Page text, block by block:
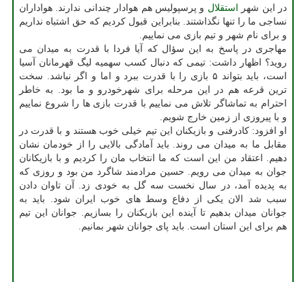
در این شهر
استقلال و پرسپولیس هم هوادار چندانی ندارند. هواداران
نساجی ما را تنها نگذاشتند. بنابراین قبول كردیم كه حق اشتباه نداریم
و برای نام شهر و تیم بازی می نماییم.
مهاجری در پاسخ به این سؤال كه آیا فردا با قدرت به میدان می
روید؟ اظهار داشت: تیمی كه دنبال كسب سهمیه لیگ قهرمانان آسیا
است، باید بتواند ۵ بازی را با قدرت ببرد و اما و اگر نباشد. سخت
ترین قرعه هم در این مرحله برای شهرخودرو و ما بود. به خاطر
احترام به تماشاگر تلاش می نماییم با قدرت بازی ها را شروع نماییم
و با پیروزی از زمین خارج شویم.
او افزود: كادرفنی و بازیكنان این تیم خیلی خوب هستند و با قدرت در
مقابل ما به میدان می روند. باید آمادگی بالایی را از خودمان نشان
دهیم. اعتقاد من این است كه ما انتخاب مان را كردیم و با بازیكانان
جوان به میدان می رویم. حسین مرادمند شاگرد من بود و روزی كه
به پدیده آمد، در سال نخست سه گل به خودی زد. آن تاوان دادن
سبب شد الان یكی از دفاع وسط های خوب ایران شود. باید به
جوانان میدان بدهیم تا آینده این بازیكنان را بسازیم. جوانان این تیم
هم برای این استان است. باید پای جوانان شهر بمانیم.